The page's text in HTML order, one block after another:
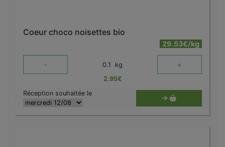
Coeur choco noisettes bio
29.53€/kg
- 0.1 kg +
2.95€
Réception souhaitée le